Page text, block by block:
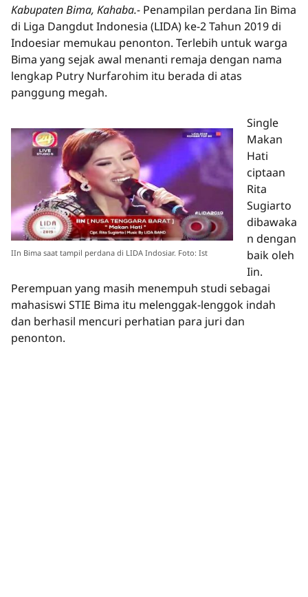
Kabupaten Bima, Kahaba.- Penampilan perdana Iin Bima
di Liga Dangdut Indonesia (LIDA) ke-2 Tahun 2019 di
Indoesiar memukau penonton. Terlebih untuk warga
Bima yang sejak awal menanti remaja dengan nama
lengkap Putry Nurfarohim itu berada di atas
panggung megah.
IIn Bima saat tampil perdana di LIDA Indosiar. Foto: Ist
Single
Makan
Hati
ciptaan
Rita
Sugiarto
dibawaka
n dengan
baik oleh
Iin.
Perempuan yang masih menempuh studi sebagai
mahasiswi STIE Bima itu melenggak-lenggok indah
dan berhasil mencuri perhatian para juri dan
penonton.